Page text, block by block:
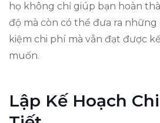
họ không chỉ giúp bạn hoàn
độ mà còn có thể đưa ra
kiệm chi phí mà vẫn đạt được
muốn.
Lập Kế Hoạch